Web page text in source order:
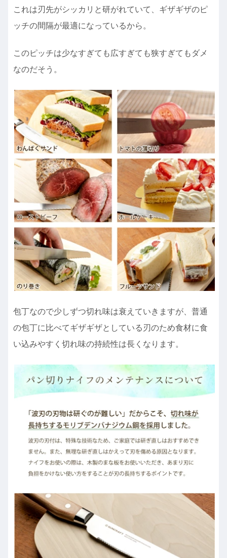
これは刃先がシッカリと研がれていて、ギザギザのピ
ッチの間隔が最適になっているから。
このピッチは少なすぎても広すぎても狭すぎてもダメ
なのだそう。
包丁なので少しずつ切れ味は衰えていきますが、普通
の包丁に比べてギザギザとしている刃のため食材に食
い込みやすく切れ味の持続性は長くなります。